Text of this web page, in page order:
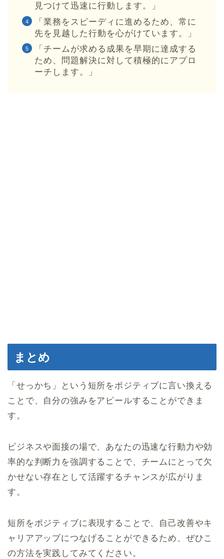
見つけて迅速に行動します。」
「業務をスピーディに進めるため、常に
先を見越した行動を心がけています。」
「チームが求める成果を早期に達成する
ため、問題解決に対して積極的にアプロ
ーチします。」
まとめ
「せっかち」という短所をポジティブに言い換える
ことで、自分の強みをアピールすることができま
す。
ビジネスや面接の場で、あなたの迅速な行動力や効
率的な判断力を強調することで、チームにとって欠
かせない存在として活躍するチャンスが広がりま
す。
短所をポジティブに表現することで、自己改善やキ
ャリアアップにつなげることができるため、ぜひこ
の方法を実践してみてください。